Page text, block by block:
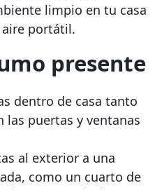
limpio en tu casa
portátil.
presente
dentro de casa tanto
las puertas y ventanas
al exterior a una
como un cuarto de